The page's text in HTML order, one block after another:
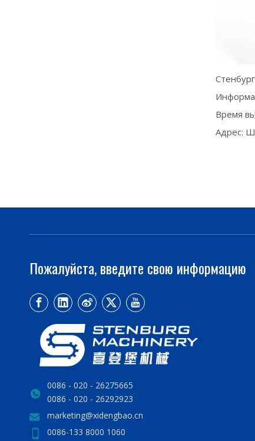
Время
Адрес:
Пожалуйста, введите свою информацию
0086 - 020 - 26275665
0086 - 020 - 26292923
marketing@xidengbao.cn
0086-133 8000 1060